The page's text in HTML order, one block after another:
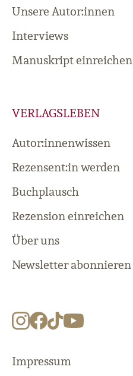
Unsere Autor:innen
Interviews
Manuskript einreichen
VERLAGSLEBEN
Autor:innenwissen
Rezensent:in werden
Buchplausch
Rezension einreichen
Über uns
Newsletter abonnieren
Impressum